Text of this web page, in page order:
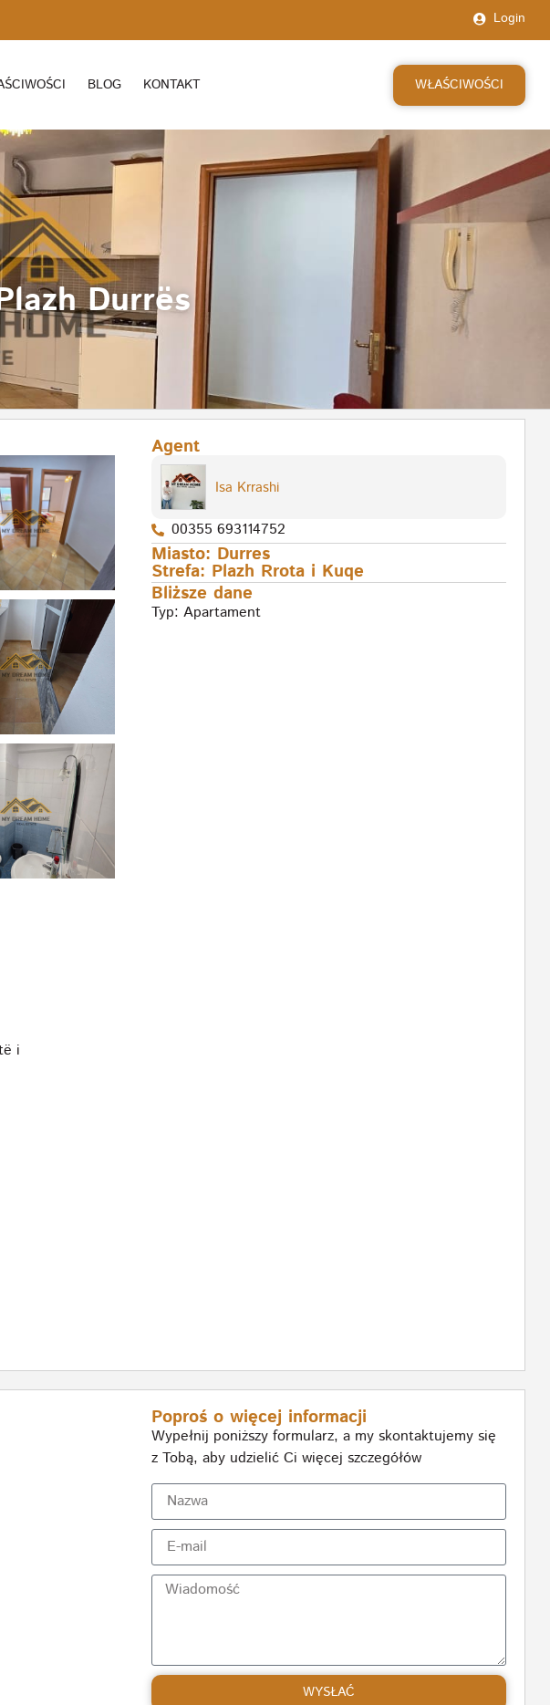
Login
BLOG KONTAKT WŁAŚCIWOŚCI
Durrës
i
Agent
Isa Krrashi
00355 693114752
Miasto: Durres
Strefa: Plazh Rrota i Kuqe
Bliższe dane
Typ: Apartament
Poproś o więcej informacji
Wypełnij poniższy formularz, a my skontaktujemy się
z Tobą, aby udzielić Ci więcej szczegółów
WYSŁAĆ